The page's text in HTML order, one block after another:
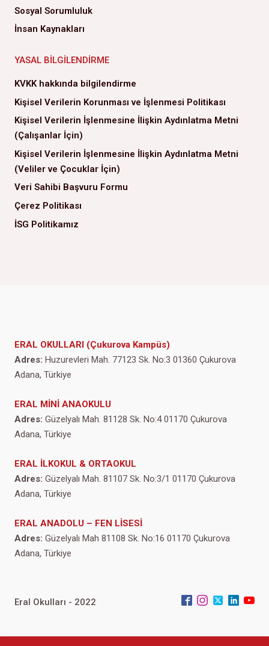
Sosyal Sorumluluk
İnsan Kaynakları
YASAL BILGILENDIRME
KVKK hakkında bilgilendirme
Kişisel Verilerin Korunması ve İşlenmesi Politikası
Kişisel Verilerin İşlenmesine İlişkin Aydınlatma Metni
(Çalışanlar İçin)
Kişisel Verilerin İşlenmesine İlişkin Aydınlatma Metni
(Veliler ve Çocuklar İçin)
Veri Sahibi Başvuru Formu
Çerez Politikası
İSG Politikamız
ERAL OKULLARI (Çukurova Kampüs)
Adres: Huzurevleri Mah. 77123 Sk. No:3 01360 Çukurova
Adana, Türkiye
ERAL MİNİ ANAOKULU
Adres: Güzelyalı Mah. 81128 Sk. No:4 01170 Çukurova
Adana, Türkiye
ERAL İLKOKUL & ORTAOKUL
Adres: Güzelyalı Mah. 81107 Sk. No:3/1 01170 Çukurova
Adana, Türkiye
ERAL ANADOLU – FEN LİSESİ
Adres: Güzelyalı Mah 81108 Sk. No:16 01170 Çukurova
Adana, Türkiye
Eral Okulları - 2022